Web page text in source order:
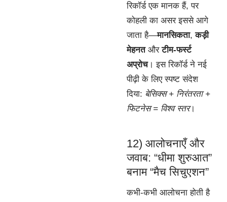
रिकॉर्ड एक मानक हैं, पर
कोहली का असर इससे आगे
जाता है—मानसिकता,कड़ी
मेहनतऔरटीम-फर्स्ट
अप्रोच। इस रिकॉर्ड ने नई
पीढ़ी के लिए स्पष्ट संदेश
दिया: बेसिक्स + निरंतरता +
फिटनेस = विश्व स्तर।
12) आलोचनाएँ और
जवाब: “धीमा शुरुआत”
बनाम “मैच सिचुएशन”
कभी-कभी आलोचना होती है